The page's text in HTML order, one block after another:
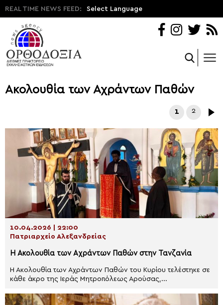
REAL TIME NEWS FEED: Select Language
Ακολουθία των Αχράντων Παθών
1 2
10.04.2026 | 22:00
Πατριαρχείο Αλεξανδρείας
Η Ακολουθία των Αχράντων Παθών στην Τανζανία
Η Ακολουθία των Αχράντων Παθών του Κυρίου τελέστηκε σε
κάθε άκρο της Ιεράς Μητροπόλεως Αρούσας,...